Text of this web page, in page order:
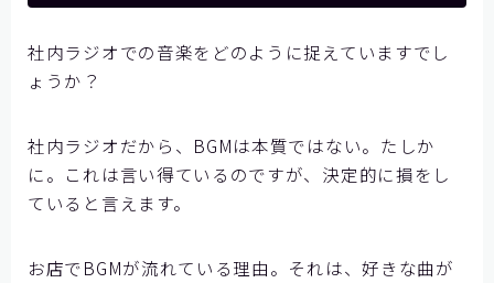
社内ラジオでの音楽をどのように捉えていますでし
ょうか？
社内ラジオだから、BGMは本質ではない。たしか
に。これは言い得ているのですが、決定的に損をし
ていると言えます。
お店でBGMが流れている理由。それは、好きな曲が